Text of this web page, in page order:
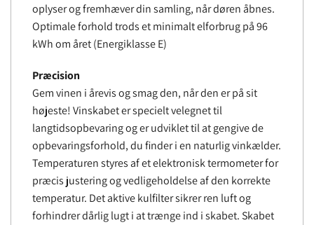
oplyser og fremhæver din samling, når døren åbnes.
Optimale forhold trods et minimalt elforbrug på 96
kWh om året (Energiklasse E)
Præcision
Gem vinen i årevis og smag den, når den er på sit
højeste! Vinskabet er specielt velegnet til
langtidsopbevaring og er udviklet til at gengive de
opbevaringsforhold, du finder i en naturlig vinkælder.
Temperaturen styres af et elektronisk termometer for
præcis justering og vedligeholdelse af den korrekte
temperatur. Det aktive kulfilter sikrer ren luft og
forhindrer dårlig lugt i at trænge ind i skabet. Skabet